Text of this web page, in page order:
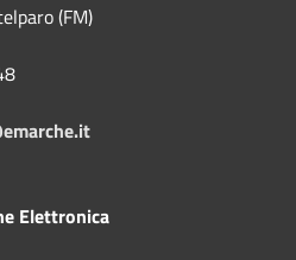
(FM)
Elettronica